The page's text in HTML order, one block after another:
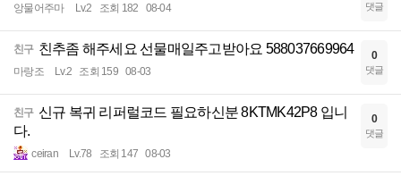
앙물어주마 Lv.2 조회 182 08-04 댓글
친구 친추좀 해주세요 선물매일주고받아요 588037669964
마랑조 Lv.2 조회 159 08-03
0
댓글
친구 신규 복귀 리퍼럴코드 필요하신분 8KTMK42P8 입니
다.
ceiran Lv.78 조회 147 08-03
0
댓글